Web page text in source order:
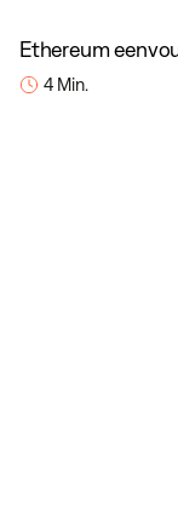
Ethereum
4 Min.